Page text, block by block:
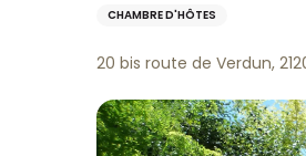
CHAMBRE D'HÔTES
20 bis route de Verdun,